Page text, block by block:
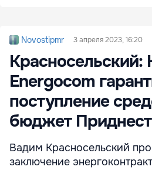
Novostipmr 3 апреля 2023, 16:20
Красносельский:
Energocom
поступление
бюджет
Вадим Красносельский
заключение